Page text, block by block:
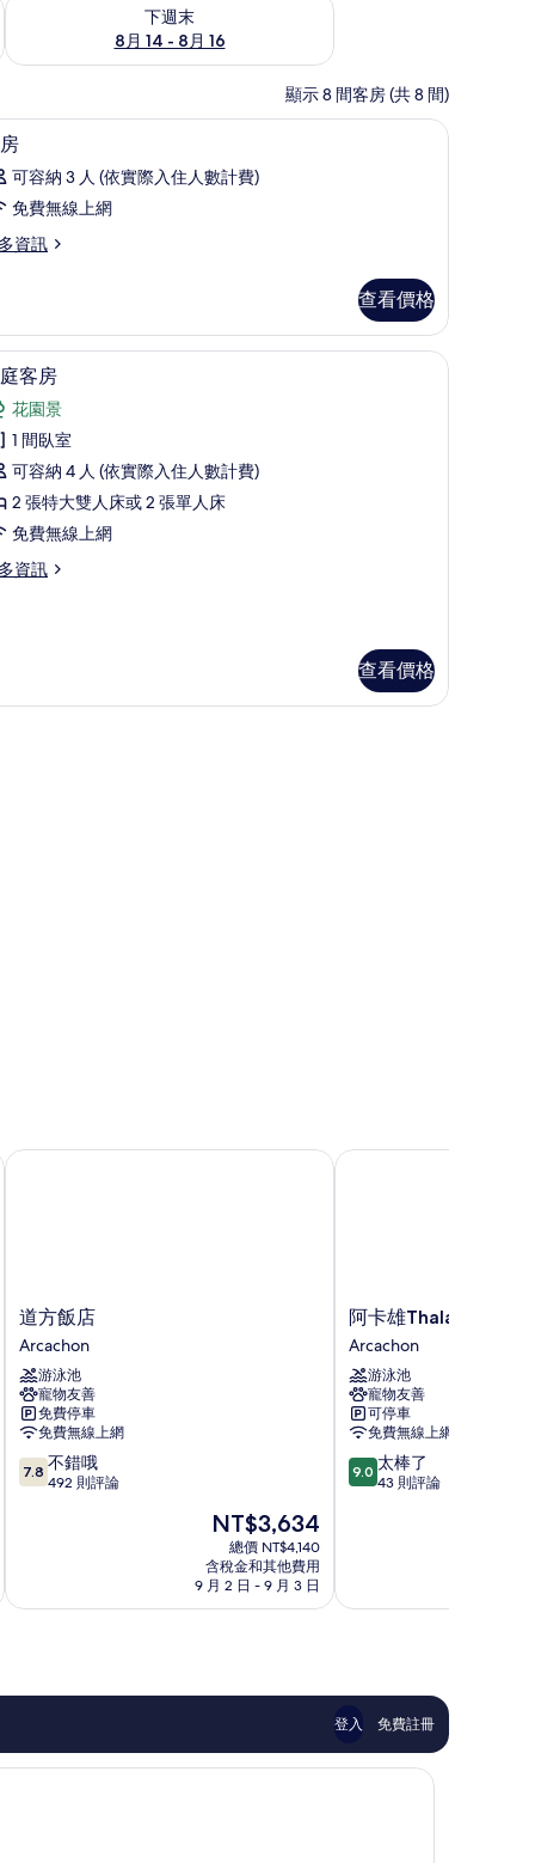
下週末
8月 14 - 8月 16
顯示 8 間客房 (共 8 間)
網
4
可容納 3 人 (依實際入住人數計費)
免費無線上網
資訊
查看價格
箱、搖籃/嬰兒床、免費無線上網家庭客房 | 客房內保險箱、搖籃/嬰兒床、免費
4客房
花園景
1 間臥室
可容納 4 人 (依實際入住人數計費)
2 張特大雙人床或 2 張單人床
免費無線上網
資訊
查看價格
、免費無線上網
道
方
飯
店
Arcachon
道方飯店
Arcachon
游泳池
寵物友善
免費停車
免費無線上網
7.8
分，
錯
評
7.8 不錯哦
492 則評論
現
價
格
為
NT$3,634
總價 NT$4,140
含稅金和其他費用
9 月 2 日 - 9 月 3 日
道方飯店
阿
卡
雄
Thalazur
La
Résidence
飯
店
Arcachon
阿卡雄Thalazur La
Arcachon
游泳池
寵物友善
可停車
免費無線上網
9.0
分，
棒
評
論
9.0 太棒了
43 則評論
阿卡雄Thalazur La
登入 免費註冊